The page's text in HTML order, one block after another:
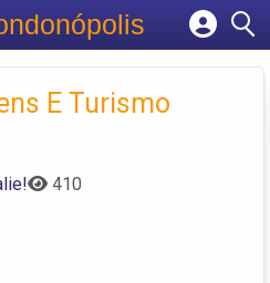
Cadastrar empresa
Criar contaE Turismo
410